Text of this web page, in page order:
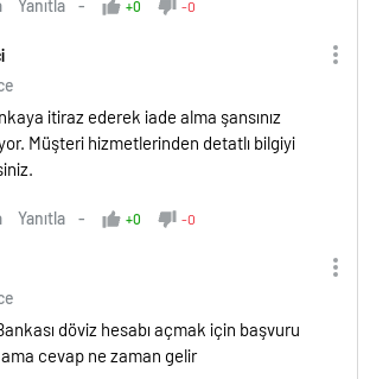
Yanıtla +0 -0
itiraz ederek iade alma şansınız
Müşteri hizmetlerinden detatlı bilgiyi
Yanıtla +0 -0
döviz hesabı açmak için başvuru
ama cevap ne zaman gelir